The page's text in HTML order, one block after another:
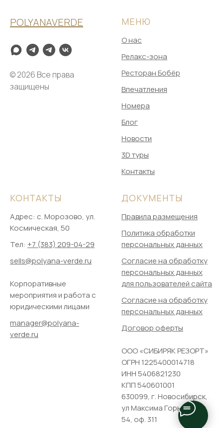
POLYANAVERDE
© 2026 Все права
защищены
МЕНЮ
О нас
Релакс-зона
Ресторан Бобёр
Впечатления
Номера
Блог
Новости
3D туры
Контакты
КОНТАКТЫ
Адрес: ​с. Морозово, ул.
Космическая, 50
Тел: +7 (383) 209-04-29
sells@polyana-verde.ru
Корпоративные
мероприятия и работа с
юридическими лицами
manager@polyana-
verde.ru
ДОКУМЕНТЫ
Правила размещения
Политика обработки
персональных данных
Согласие на обработку
персональных данных
для пользователей сайта
Согласие на обработку
персональных данных
Договор оферты
ООО «СИБИРЯК РЕЗОРТ»
ОГРН 1225400014718
ИНН 5406821230
КПП 540601001
630099, г. Новосибирск,
ул Максима Горького, д.
54, оф. 311